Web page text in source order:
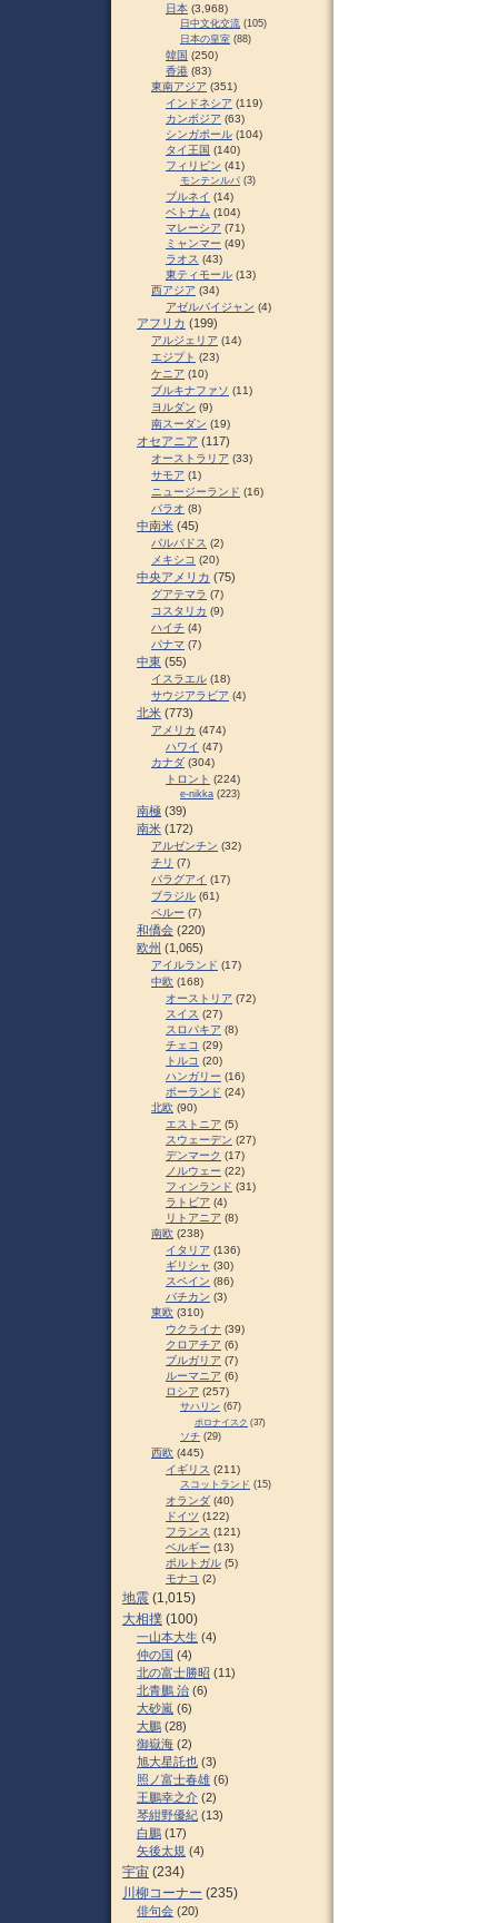
日本 (3,968)
日中文化交流 (105)
日本の皇室 (88)
韓国 (250)
香港 (83)
東南アジア (351)
インドネシア (119)
カンボジア (63)
シンガポール (104)
タイ王国 (140)
フィリピン (41)
モンテンルパ (3)
ブルネイ (14)
ベトナム (104)
マレーシア (71)
ミャンマー (49)
ラオス (43)
東ティモール (13)
西アジア (34)
アゼルバイジャン (4)
アフリカ (199)
アルジェリア (14)
エジプト (23)
ケニア (10)
ブルキナファソ (11)
ヨルダン (9)
南スーダン (19)
オセアニア (117)
オーストラリア (33)
サモア (1)
ニュージーランド (16)
パラオ (8)
中南米 (45)
バルバドス (2)
メキシコ (20)
中央アメリカ (75)
グアテマラ (7)
コスタリカ (9)
ハイチ (4)
パナマ (7)
中東 (55)
イスラエル (18)
サウジアラビア (4)
北米 (773)
アメリカ (474)
ハワイ (47)
カナダ (304)
トロント (224)
e-nikka (223)
南極 (39)
南米 (172)
アルゼンチン (32)
チリ (7)
パラグアイ (17)
ブラジル (61)
ペルー (7)
和僑会 (220)
欧州 (1,065)
アイルランド (17)
中欧 (168)
オーストリア (72)
スイス (27)
スロパキア (8)
チェコ (29)
トルコ (20)
ハンガリー (16)
ポーランド (24)
北欧 (90)
エストニア (5)
スウェーデン (27)
デンマーク (17)
ノルウェー (22)
フィンランド (31)
ラトビア (4)
リトアニア (8)
南欧 (238)
イタリア (136)
ギリシャ (30)
スペイン (86)
バチカン (3)
東欧 (310)
ウクライナ (39)
クロアチア (6)
ブルガリア (7)
ルーマニア (6)
ロシア (257)
サハリン (67)
ポロナイスク (37)
ソチ (29)
西欧 (445)
イギリス (211)
スコットランド (15)
オランダ (40)
ドイツ (122)
フランス (121)
ベルギー (13)
ポルトガル (5)
モナコ (2)
地震 (1,015)
大相撲 (100)
一山本大生 (4)
仲の国 (4)
北の富士勝昭 (11)
北青鵬 治 (6)
大砂嵐 (6)
大鵬 (28)
御嶽海 (2)
旭大星託也 (3)
照ノ富士春雄 (6)
王鵬幸之介 (2)
琴紺野優紀 (13)
白鵬 (17)
矢後太規 (4)
宇宙 (234)
川柳コーナー (235)
俳句会 (20)